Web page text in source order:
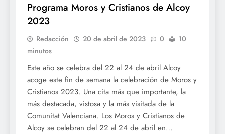
Programa Moros y Cristianos de Alcoy
2023
Redacción 20 de abril de 2023 0
10
minutos
Este año se celebra del 22 al 24 de abril Alcoy
acoge este fin de semana la celebración de Moros y
Cristianos 2023. Una cita más que importante, la
más destacada, vistosa y la más visitada de la
Comunitat Valenciana. Los Moros y Cristianos de
Alcoy se celebran del 22 al 24 de abril en…